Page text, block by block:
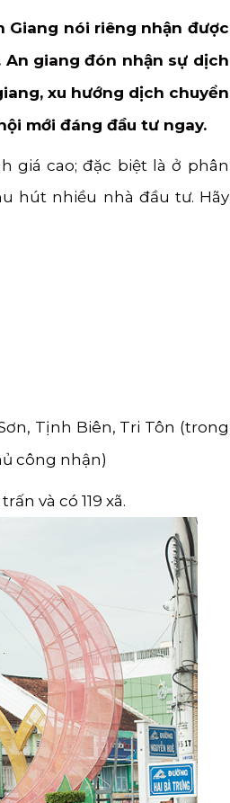
Giang nói riêng nhận được
giang đón nhận sự dịch
xu hướng dịch chuyển
mới đáng đầu tư ngay.
giá cao; đặc biệt là ở phân
hút nhiều nhà đầu tư. Hãy
Tịnh Biên, Tri Tôn (trong
công nhận)
và có 119 xã.